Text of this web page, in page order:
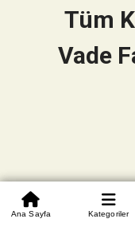
Beden Tablosu
Ana Sayfa Kategoriler
Tüm
Vade